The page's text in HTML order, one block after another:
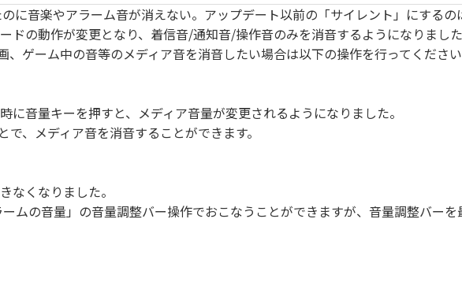
に音楽やアラーム音が消えない。アップデート以前の「サイレント」にするの
の動作が変更となり、着信音/通知音/操作音のみを消音するようになりました
ゲーム中の音等のメディア音を消音したい場合は以下の操作を行ってください
音量キーを押すと、メディア音量が変更されるようになりました。
、メディア音を消音することができます。
なくなりました。
の音量」の音量調整バー操作でおこなうことができますが、音量調整バー